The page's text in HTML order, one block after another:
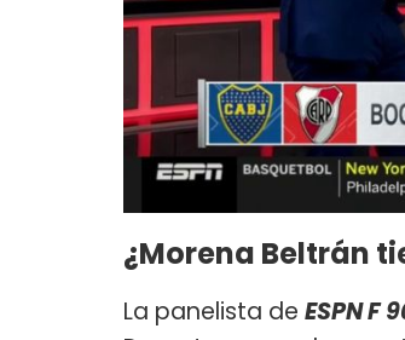
¿Morena Beltrán
La panelista de ESPN F